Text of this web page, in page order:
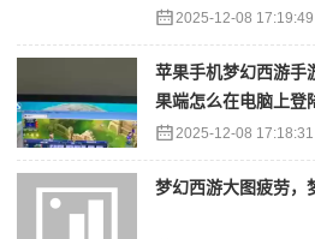
2025-12-08 17:19:49
苹果手机梦幻西游手
果端怎么在电脑上登
2025-12-08 17:18:31
梦幻西游大图疲劳，